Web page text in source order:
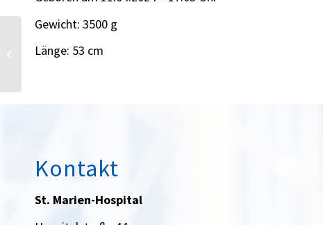
Gewicht: 3500 g
Länge: 53 cm
Kontakt
St. Marien-Hospital